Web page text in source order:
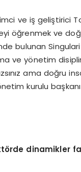
ve iş geliştirici
öğrenmek ve
bulunan
ve yönetim
ama doğru
kurulu
dinamikler